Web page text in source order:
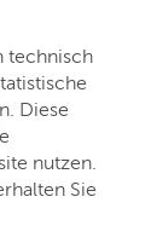
technisch
Diese
nutzen.
Sie
und